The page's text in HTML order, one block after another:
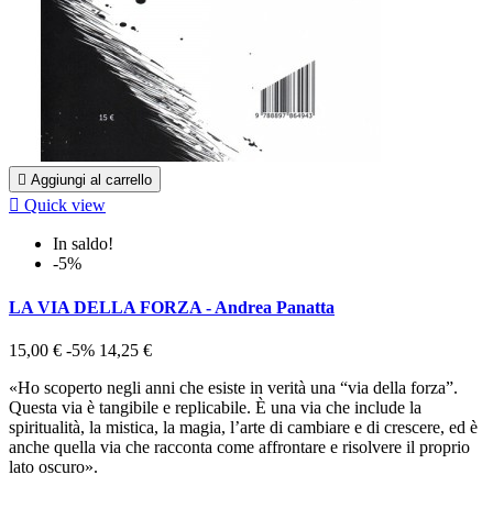
 Aggiungi al carrello
 Quick view
In saldo!
-5%
LA VIA DELLA FORZA - Andrea Panatta
15,00 € -5% 14,25 €
«Ho scoperto negli anni che esiste in verità una “via della forza”.
Questa via è tangibile e replicabile. È una via che include la
spiritualità, la mistica, la magia, l’arte di cambiare e di crescere, ed è
anche quella via che racconta come affrontare e risolvere il proprio
lato oscuro».